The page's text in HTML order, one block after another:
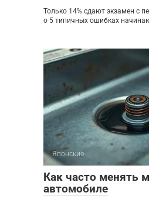
Только 14% сдают экзамен с
о 5 типичных ошибках
Японские
Как часто менять
автомобиле